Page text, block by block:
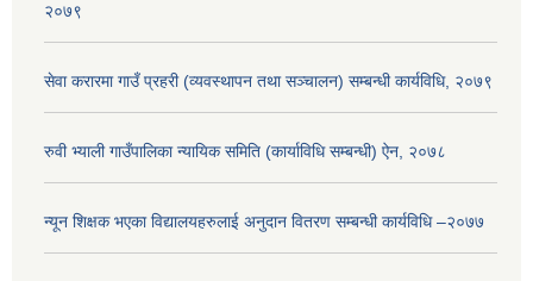
२०७९
सेवा करारमा गाउँ प्रहरी (व्यवस्थापन तथा सञ्चालन) सम्बन्धी कार्यविधि, २०७९
रुवी भ्याली गाउँपालिका न्यायिक समिति (कार्याविधि सम्बन्धी) ऐन, २०७८
न्यून शिक्षक भएका ‍विद्यालयहरुलाई अनुदान वितरण सम्बन्धी कार्यविधि –२०७७